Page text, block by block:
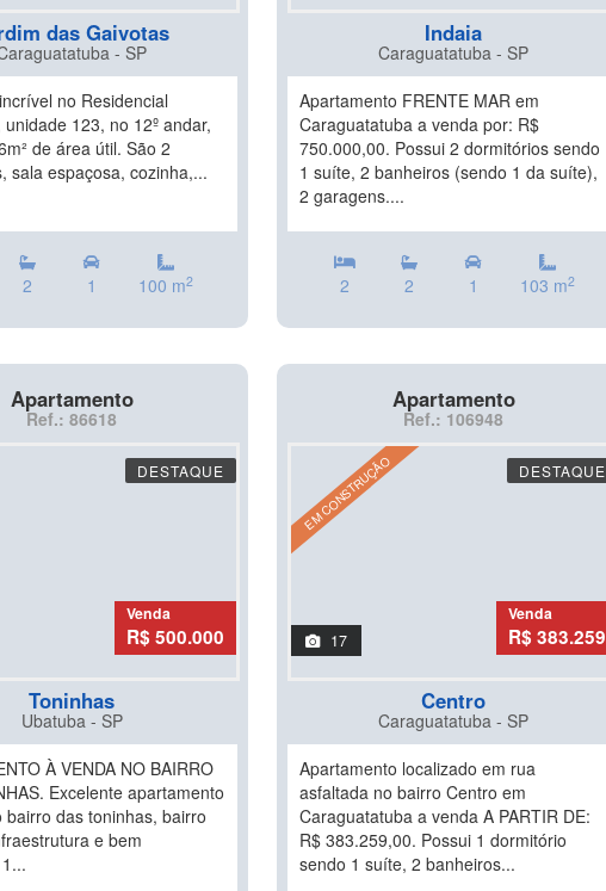
das Gaivotas
- SP
no Residencial
123, no 12º andar,
de área útil. São 2
sala espaçosa, cozinha,...
2 1 100 m2
Indaia
Caraguatatuba - SP
Apartamento FRENTE MAR em
Caraguatatuba a venda por: R$
750.000,00. Possui 2 dormitórios sendo
1 suíte, 2 banheiros (sendo 1 da suíte),
2 garagens....
2 2 1 103 m2
Apartamento
Ref.: 86618
DESTAQUE
Venda
R$ 500.000
Toninhas
Ubatuba - SP
À VENDA NO BAIRRO
Excelente apartamento
bairro das toninhas, bairro
e bem
Apartamento
Ref.: 106948
EM CONSTRUÇÃO DESTAQUE
17
Venda
R$ 383.259
Centro
Caraguatatuba - SP
Apartamento localizado em rua
asfaltada no bairro Centro em
Caraguatatuba a venda A PARTIR DE:
R$ 383.259,00. Possui 1 dormitório
sendo 1 suíte, 2 banheiros...